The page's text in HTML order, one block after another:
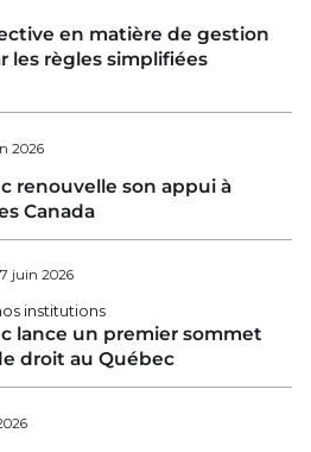
en matière de gestion
les règles simplifiées
2026
renouvelle son appui à
Canada
juin 2026
institutions
lance un premier sommet
droit au Québec